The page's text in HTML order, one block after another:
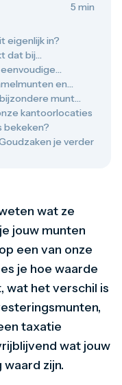
5 min
eigenlijk in?
dat bij
en
munt
kantoorlocaties
bekeken?
je verder
wat ze
jouw munten
een van onze
je hoe waarde
wat het verschil is
taxatie
wat jouw
zijn.